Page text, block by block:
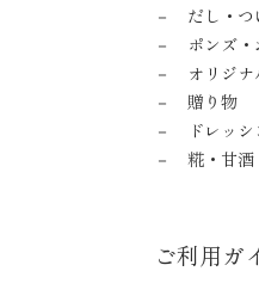
だし・つ
ポンズ
オリジ
贈り物
ドレッ
糀・甘酒
ご利用ガ